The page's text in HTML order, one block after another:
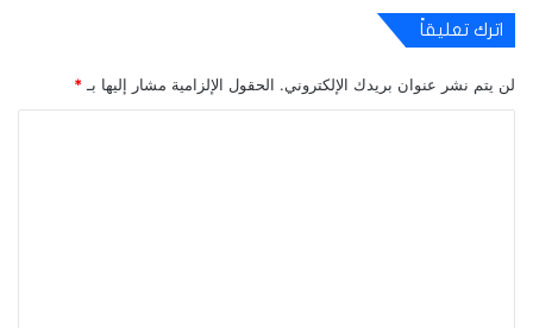
اترك تعليقاً
لن يتم نشر عنوان بريدك الإلكتروني. الحقول الإلزامية مشار إليها بـ *